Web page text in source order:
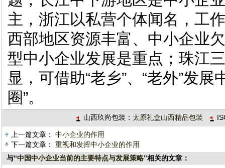
主，浙江以私营个体闻名，工
西部地区资源丰富、中小企业
型中小企业发展是重点；珠江
显，可借助“老乡”、“老外”发
圈”。
山西玖尚包装： 太原礼盒山西精品包装
上一篇文章： 中小企业的作用
下一篇文章： 重视和发挥中小企业的作用
与“中国中小企业当前的主要特点与发展策略”相关的文章：